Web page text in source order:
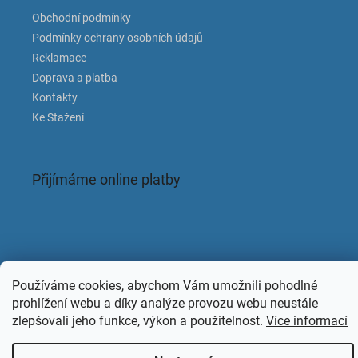
Používáme cookies, abychom Vám umožnili pohodlné
prohlížení webu a díky analýze provozu webu neustále
zlepšovali jeho funkce, výkon a použitelnost. Více informací
Obchodní podmínky
Podmínky ochrany osobních údajů
Reklamace
Doprava a platba
Kontakty
Ke Stažení
Přijímáme online platby
Facebook